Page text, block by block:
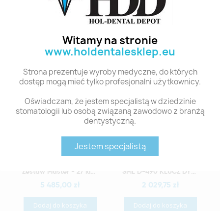
Witamy na stronie
www.holdentalesklep.eu
Strona prezentuje wyroby medyczne, do których
dostęp mogą mieć tylko profesjonalni użytkownicy.
Oświadczam, że jestem specjalistą w dziedzinie
stomatologii lub osobą związaną zawodowo z branżą
dentystyczną.
Jestem specjalistą
Polecane produkty z tej kategorii
Szybki podgląd Zestaw Master - 27 kluczy do implantologii
5 485,00 zł
Dodaj do koszyka
Szybki podgląd SML D-490 KLUCZ DYNAMOMETRYCZNY Z ADAPTEREM I LUBRICANTEM
2 029,75 zł
Dodaj do koszyka